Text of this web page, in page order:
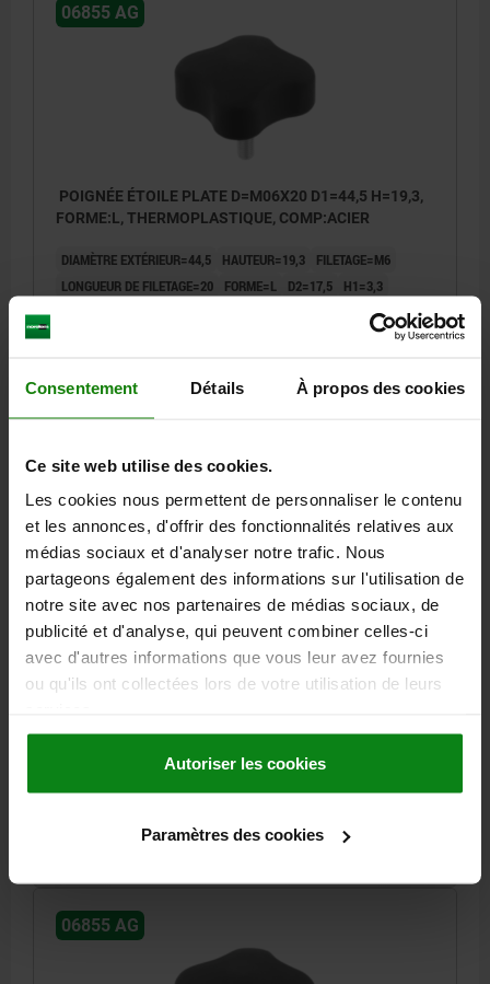
Consentement Détails À propos des cookies
Ce site web utilise des cookies.
Les cookies nous permettent de personnaliser le contenu
et les annonces, d'offrir des fonctionnalités relatives aux
médias sociaux et d'analyser notre trafic. Nous
partageons également des informations sur l'utilisation de
notre site avec nos partenaires de médias sociaux, de
publicité et d'analyse, qui peuvent combiner celles-ci
avec d'autres informations que vous leur avez fournies
ou qu'ils ont collectées lors de votre utilisation de leurs
Autoriser les cookies
Paramètres des cookies
06855 AG
POIGNÉE ÉTOILE PLATE D=M06X20 D1=44,5 H=19,3,
FORME:L, THERMOPLASTIQUE, COMP:ACIER
DIAMÈTRE EXTÉRIEUR=44,5 HAUTEUR=19,3
FILETAGE=M6
LONGUEUR DE FILETAGE=20
FORME=L D2=17,5 H1=3,3
hors TVA
DÉTAILS
06855 AG
POIGNÉE ÉTOILE PLATE D=M06X25 D1=44,5 H=19,3,
FORME:L, THERMOPLASTIQUE, COMP:ACIER
06855-4406X25
DÉTAILS
06855 AG